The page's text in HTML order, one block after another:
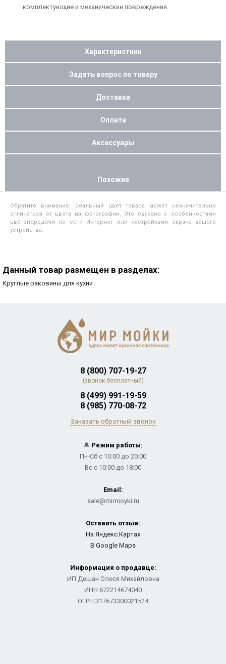
комплектующие и механические повреждения.
Характеристики
Задать вопрос по товару
Доставка
Оплата
Аксессуары
Похожие
Обратите внимание, реальный цвет товара может незначительно
отличаться от цвета на фотографии. Это связано с особенностями
цветопередачи по сети Интернет или настройками экрана вашего
устройства.
Данный товар размещен в разделах:
Круглые раковины для кухни
8 (800) 707-19-27
(звонок бесплатный)
8 (499) 991-19-59
8 (985) 770-08-72
Заказать обратный звонок
🔔 Режим работы:
Пн-Сб с 10:00 до 20:00
Вс с 10:00 до 18:00
Email:
sale@mirmoyki.ru
Оставить отзыв:
На Яндекс.Картах
В Google Maps
Информация о продавце:
ИП Дешан Олеся Михайловна
ИНН 672214674040
ОГРН 317673300021524